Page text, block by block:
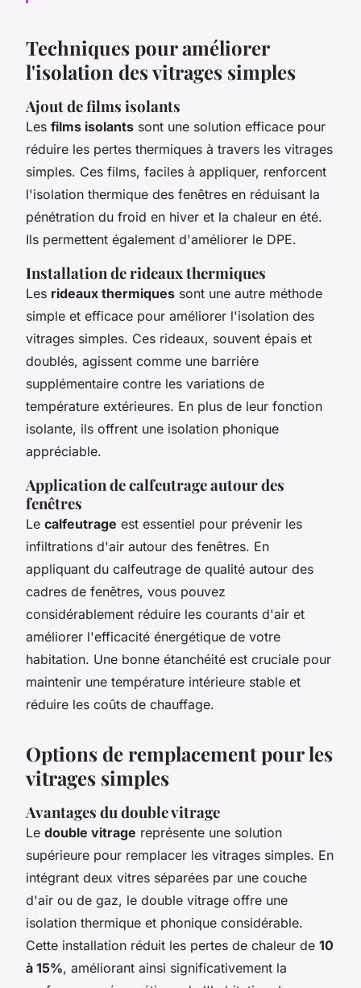
Techniques pour améliorer
l'isolation des vitrages simples
Ajout de films isolants
Les films isolants sont une solution efficace pour
réduire les pertes thermiques à travers les vitrages
simples. Ces films, faciles à appliquer, renforcent
l'isolation thermique des fenêtres en réduisant la
pénétration du froid en hiver et la chaleur en été.
Ils permettent également d'améliorer le DPE.
Installation de rideaux thermiques
Les rideaux thermiques sont une autre méthode
simple et efficace pour améliorer l'isolation des
vitrages simples. Ces rideaux, souvent épais et
doublés, agissent comme une barrière
supplémentaire contre les variations de
température extérieures. En plus de leur fonction
isolante, ils offrent une isolation phonique
appréciable.
Application de calfeutrage autour des
fenêtres
Le calfeutrage est essentiel pour prévenir les
infiltrations d'air autour des fenêtres. En
appliquant du calfeutrage de qualité autour des
cadres de fenêtres, vous pouvez
considérablement réduire les courants d'air et
améliorer l'efficacité énergétique de votre
habitation. Une bonne étanchéité est cruciale pour
maintenir une température intérieure stable et
réduire les coûts de chauffage.
Options de remplacement pour les
vitrages simples
Avantages du double vitrage
Le double vitrage représente une solution
supérieure pour remplacer les vitrages simples. En
intégrant deux vitres séparées par une couche
d'air ou de gaz, le double vitrage offre une
isolation thermique et phonique considérable.
Cette installation réduit les pertes de chaleur de 10
à 15%, améliorant ainsi significativement la